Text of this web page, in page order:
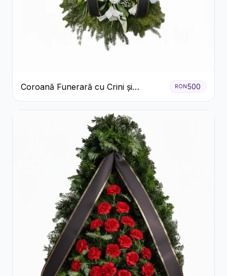
Coroană Funerară cu Crini și
Garoafe Albe
RON500